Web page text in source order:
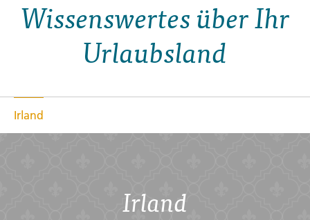
Wissenswertes über Ihr
Urlaubsland
Irland
Irland